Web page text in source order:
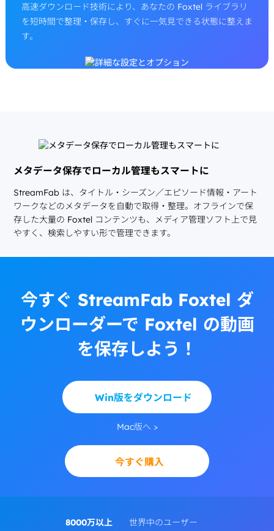
高速ダウンロード技術により、あなたの Foxtel ライブラリ
を短時間で整理・保存し、すぐに一気見できる状態に整えま
す。
メタデータ保存でローカル管理もスマートに
StreamFab は、タイトル・シーズン／エピソード情報・アート
ワークなどのメタデータを自動で取得・整理。オフラインで保
存した大量の Foxtel コンテンツも、メディア管理ソフト上で見
やすく、検索しやすい形で管理できます。
今すぐ StreamFab Foxtel ダ
ウンローダーで Foxtel の動画
を保存しよう！
Win版をダウンロード
Mac版へ >
今すぐ購入
8000万以上 世界中のユーザー